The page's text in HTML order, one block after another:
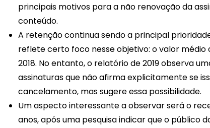
principais motivos para a não renovação da
conteúdo.
A retenção continua sendo a principal
reflete certo foco nesse objetivo: o valor médio
2018. No entanto, o relatório de 2019 observa
assinaturas que não afirma explicitamente se
cancelamento, mas sugere essa possibilidade.
Um aspecto interessante a observar será o
anos, após uma pesquisa indicar que o público